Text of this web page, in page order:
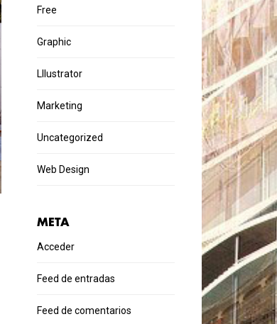
Free
Graphic
Lllustrator
Marketing
Uncategorized
Web Design
META
Acceder
Feed de entradas
Feed de comentarios